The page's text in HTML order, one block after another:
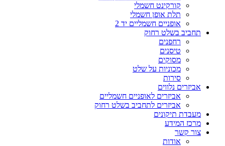
קורקינט חשמלי
תלת אופן חשמלי
אופניים חשמליים יד 2
תחביב בשלט רחוק
רחפנים
טיסנים
מסוקים
מכוניות על שלט
סירות
אביזרים נלווים
אביזרים לאופניים חשמליים
אביזרים לתחביב בשלט רחוק
מעבדת תיקונים
מרכז המידע
צור קשר
אודות